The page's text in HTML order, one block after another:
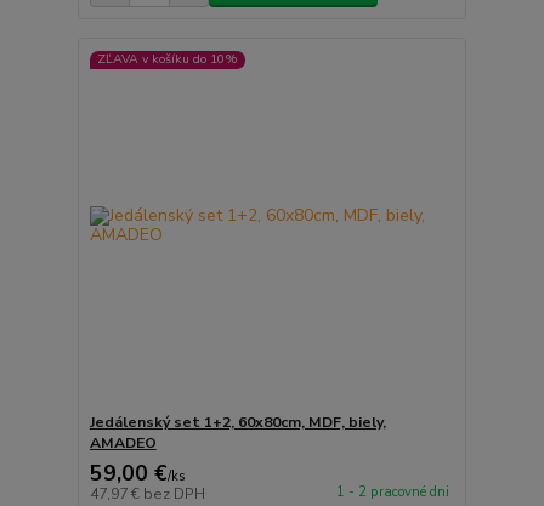
ZĽAVA v košíku do 10%
Jedálenský set 1+2, 60x80cm, MDF, biely,
AMADEO
59,00 €/ks
47,97 € bez DPH 1 - 2 pracovné dni